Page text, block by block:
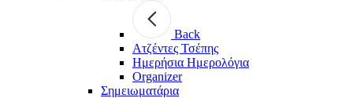
Back
Ατζέντες Τσέπης
Ημερήσια Ημερολόγια
Organizer
Σημειωματάρια